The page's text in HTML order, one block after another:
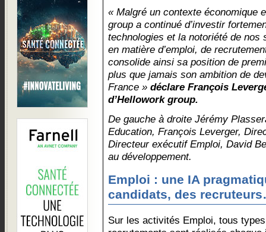
« Malgré un contexte économique
group a continué d’investir
technologies et la notoriété de nos
en matière d’emploi, de
consolide ainsi sa position de
plus que jamais son ambition de
France » déclare François
d’Hellowork group.
De gauche à droite Jérémy
Education, François Leverger,
Directeur exécutif Emploi, David
au développement.
Emploi : une IA
candidats, des
Sur les activités Emploi, tous